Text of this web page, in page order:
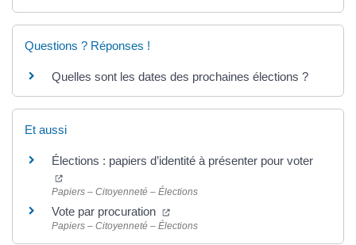
Questions ? Réponses !
Quelles sont les dates des prochaines élections ?
Et aussi
Élections : papiers d’identité à présenter pour voter
(ouverture dans un nouvel onglet)
Papiers – Citoyenneté – Élections
Vote par procuration (ouverture dans un nouvel onglet)
Papiers – Citoyenneté – Élections